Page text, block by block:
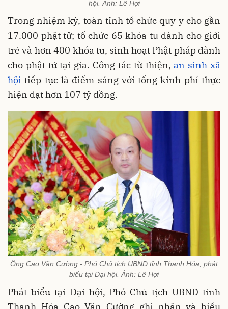
hội. Ảnh: Lê Hợi
Trong nhiệm kỳ, toàn tỉnh tổ chức quy y cho gần
17.000 phật tử; tổ chức 65 khóa tu dành cho giới
trẻ và hơn 400 khóa tu, sinh hoạt Phật pháp dành
cho phật tử tại gia. Công tác từ thiện, an sinh xã
hội tiếp tục là điểm sáng với tổng kinh phí thực
hiện đạt hơn 107 tỷ đồng.
Ông Cao Văn Cường - Phó Chủ tịch UBND tỉnh Thanh Hóa, phát
biểu tại Đại hội. Ảnh: Lê Hợi
Phát biểu tại Đại hội, Phó Chủ tịch UBND tỉnh
Thanh Hóa Cao Văn Cường ghi nhận và biểu